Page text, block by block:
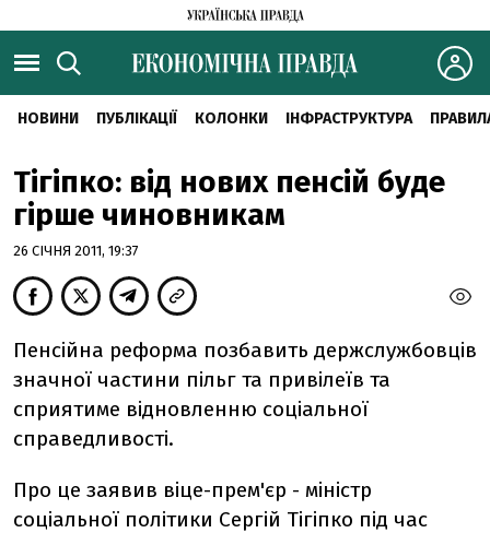
НОВИНИ ПУБЛІКАЦІЇ КОЛОНКИ ІНФРАСТРУКТУРА
Тігіпко: від нових пенсій буде
гірше чиновникам
26 СІЧНЯ 2011, 19:37
Пенсійна реформа позбавить держслужбовців
значної частини пільг та привілеїв та
сприятиме відновленню соціальної
справедливості.
Про це заявив віце-прем'єр - міністр
соціальної політики Сергій Тігіпко під час